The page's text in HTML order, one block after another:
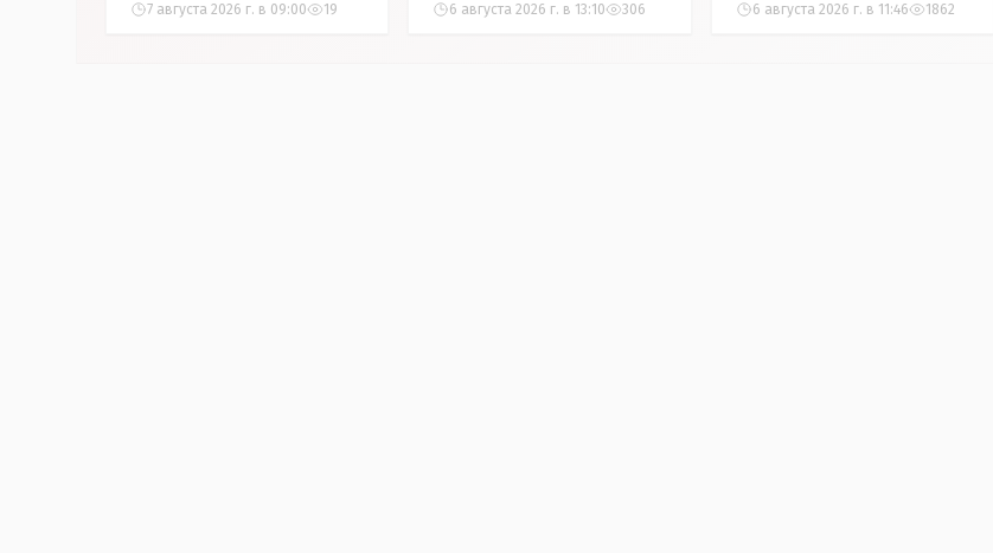
7 августа 2026 г. в 09:00 19 6 августа 2026 г. в 13:10 306 6 августа 2026 г. в 11:46 1862